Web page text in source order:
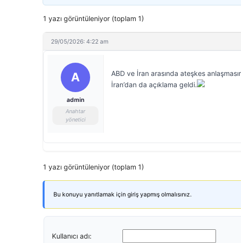
1 yazı görüntüleniyor (toplam 1)
29/05/2026: 4:22 am
A
admin
Anahtar
yönetici
ABD ve İran arasında ateşkes
İran’dan da açıklama geldi.
1 yazı görüntüleniyor (toplam 1)
Bu konuyu yanıtlamak için giriş yapmış olmalısınız.
Kullanıcı adı: